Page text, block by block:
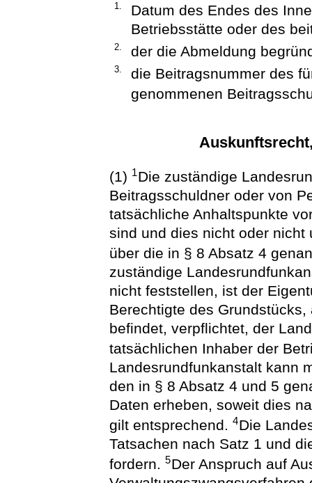
1.
Datum des Endes des
Betriebsstätte oder des
2. der die Abmeldung
3.
die Beitragsnummer des
genommenen
(1) 1Die zuständige
Beitragsschuldner oder von
tatsächliche Anhaltspunkte
sind und dies nicht oder nicht
über die in § 8 Absatz 4
zuständige
nicht feststellen, ist der
Berechtigte des
befindet, verpflichtet, der
tatsächlichen Inhaber der
Landesrundfunkanstalt kann
den in § 8 Absatz 4 und 5
Daten erheben, soweit dies
gilt entsprechend.4Die
Tatsachen nach Satz 1 und
fordern.5Der Anspruch auf